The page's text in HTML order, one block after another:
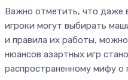
Важно отметить, что даже
игроки могут выбирать
и правила их работы,
нюансов азартных игр
распространенному мифу о